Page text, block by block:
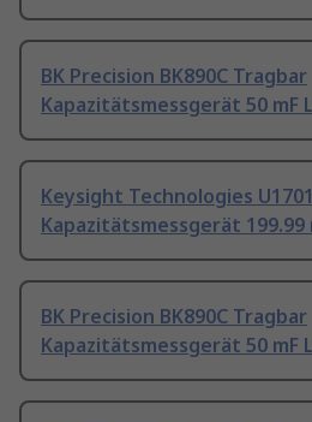
BK Precision BK890C Tragbar
Kapazitätsmessgerät 50 mF
Keysight Technologies
Kapazitätsmessgerät 199.99
BK Precision BK890C Tragbar
Kapazitätsmessgerät 50 mF